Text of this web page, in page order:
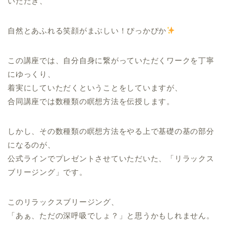
自然とあふれる笑顔がまぶしい！ぴっかぴか
この講座では、自分自身に繋がっていただくワークを丁寧
にゆっくり、
着実にしていただくということをしていますが、
合同講座では数種類の瞑想方法を伝授します。
しかし、その数種類の瞑想方法をやる上で基礎の基の部分
になるのが、
公式ラインでプレゼントさせていただいた、「リラックス
ブリージング」です。
このリラックスブリージング、
「あぁ、ただの深呼吸でしょ？」と思うかもしれません。